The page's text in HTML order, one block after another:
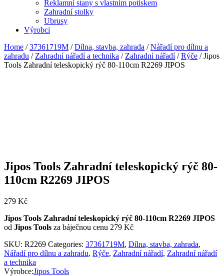
Reklamní stany s vlastním potiskem
Zahradní stolky
Ubrusy
Výrobci
Home /37361719M /Dílna, stavba, zahrada /Nářadí pro dílnu a
zahradu / Zahradní nářadí a technika / Zahradní nářadí/Rýče / Jipos
Tools Zahradní teleskopický rýč 80-110cm R2269 JIPOS
Jipos Tools Zahradní teleskopický rýč 80-
110cm R2269 JIPOS
279 Kč
Jipos Tools Zahradní teleskopický rýč 80-110cm R2269 JIPOS
od Jipos Tools za báječnou cenu 279 Kč
SKU: R2269 Categories: 37361719M, Dílna, stavba, zahrada,
Nářadí pro dílnu a zahradu, Rýče, Zahradní nářadí, Zahradní nářadí
a technika
Výrobce:Jipos Tools